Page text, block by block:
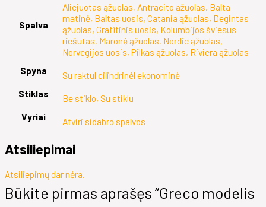
Spalva
Aliejuotas ąžuolas, Antracito ąžuolas, Balta
matinė, Baltas uosis, Catania ąžuolas, Degintas
ąžuolas, Grafitinis uosis, Kolumbijos šviesus
riešutas, Maronė ąžuolas, Nordic ąžuolas,
Norvegijos uosis, Pilkas ąžuolas, Riviera ąžuolas
Spyna
Su raktu| cilindrinė| ekonominė
Stiklas
Be stiklo, Su stiklu
Vyriai
Atviri sidabro spalvos
Atsiliepimai
Atsiliepimų dar nėra.
Būkite pirmas aprašęs “Greco modelis